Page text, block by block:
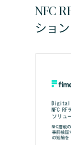
NFC
ション